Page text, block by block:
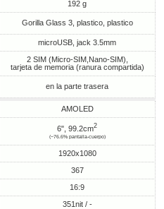
192 g
Gorilla Glass 3, plastico, plastico
microUSB, jack 3.5mm
2 SIM (Micro-SIM,Nano-SIM),
tarjeta de memoria (ranura compartida)
en la parte trasera
AMOLED
6", 99.2cm2
(~76.6% pantalla-cuerpo)
1920x1080
367
16:9
351nit / -